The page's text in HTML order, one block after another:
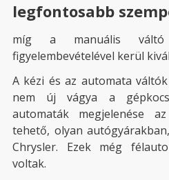
legfontosabb
míg a manuális
figyelembevételével kerül
A kézi és az automata
nem új vágya a
automaták megjelenése
tehető, olyan
Chrysler. Ezek még
voltak.